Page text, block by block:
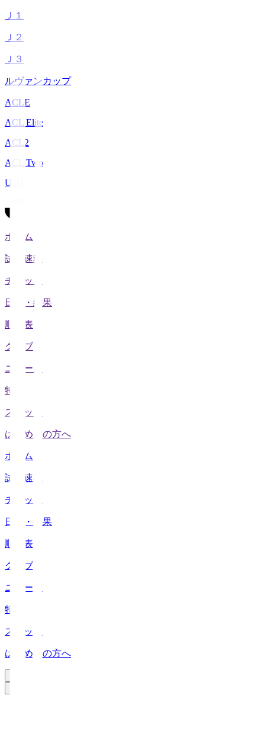
Ｊ１
Ｊ２
Ｊ３
ルヴァンカップ
ACLE
ACL Elite
ACL2
ACL Two
U-21
ホーム
試合速報
チケット
日程・結果
順位表
クラブ
ニュース
特集
スタッツ
はじめての方へ
ホーム
試合速報
チケット
日程・結果
順位表
クラブ
ニュース
特集
スタッツ
はじめての方へ